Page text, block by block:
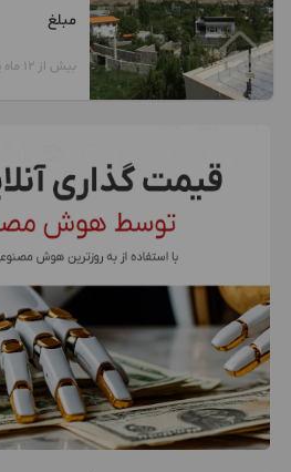
مبلغ
بیش از 12 ماه پیش